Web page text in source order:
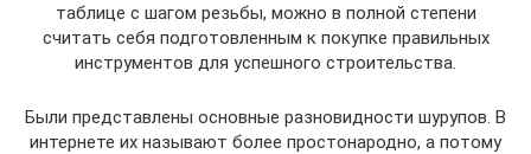
таблице с шагом резьбы, можно в полной степени
считать себя подготовленным к покупке правильных
инструментов для успешного строительства.
Были представлены основные разновидности шурупов. В
интернете их называют более простонародно, а потому